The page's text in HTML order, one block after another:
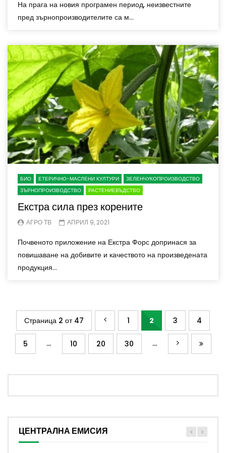
На прага на новия програмен период, неизвестните
пред зърнопроизводителите са м...
БИО ЕТЕРИЧНО-МАСЛЕНИ КУЛТУРИ
ЗЕЛЕНЧУКОПРОИЗВОДСТВО
ЗЪРНОПРОИЗВОДСТВО
РАСТЕНИЕВЪДСТВО
Екстра сила през корените
АГРО ТВ АПРИЛ 9, 2021
Почвеното приложение на Екстра Форс допринася за
повишаване на добивите и качеството на произведената
продукция...
Страница 2 от 47 1 2 3 4
5 ... 10 20 30 ...
ЦЕНТРАЛНА ЕМИСИЯ